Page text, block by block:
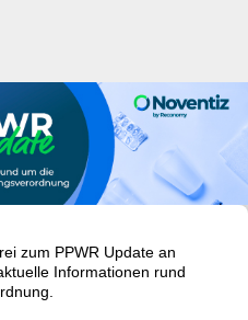
zum PPWR Update an
Informationen rund